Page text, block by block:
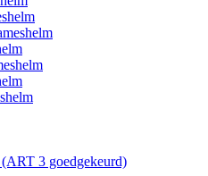
(ART 3 goedgekeurd)